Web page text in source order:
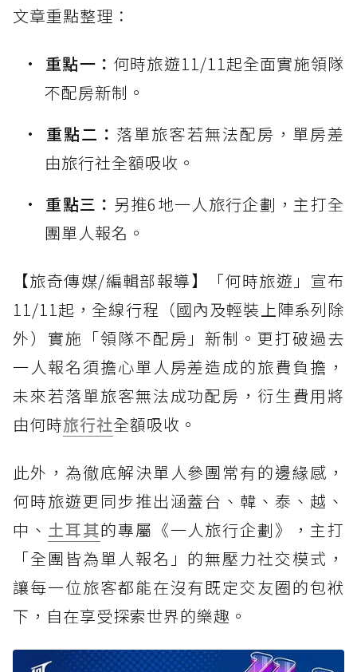
文章重點整理：
重點一： 何時旅遊11/11起全面實施領隊
不配房新制。
重點二： 落單旅客若無法配房，單房差
由旅行社全額吸收。
重點三： 另推6地一人旅行企劃，主打全
團單人報名。
【旅奇傳媒/編輯部報導】「何時旅遊」宣布
11/11起，全線行程（國內及輕裝上陣系列除
外）實施「領隊不配房」新制。更打破過去
一人報名須擔心單人房差造成的旅費負擔，
未來若落單旅客無法成功配房，衍生費用將
由何時旅行社全額吸收。
此外，為徹底解決單人參團常有的邊緣感，
何時旅遊更同步推出涵蓋台、韓、泰、越、
中、 土耳其的專屬《一人旅行企劃》，主打
「全團皆為單人報名」的無壓力社交模式，
讓每一位旅客都能在沒有既定交友圈的包袱
下，自在享受探索世界的樂趣。